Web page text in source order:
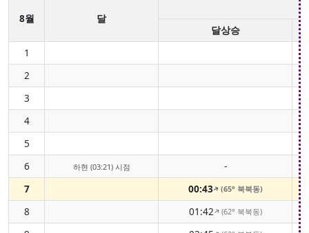
8월
달
달상승
1
2
3
4
5
6
하현 (03:21) 시점
-
7
00:43↑(65° 북북동)
8 01:42↑(62° 북북동)